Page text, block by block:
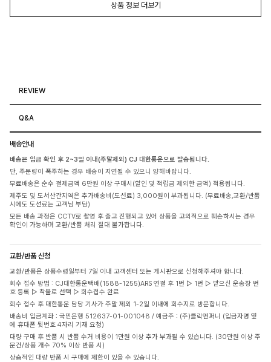
상품 정보 더보기
REVIEW
Q&A
배송안내
배송은 입금 확인 후 2~3일 이내(주말제외) CJ 대한통운으로 발송됩니다.
단, 주문량이 폭주하는 경우 배송이 지연될 수 있으니 양해바랍니다.
무료배송은 순수 결제금액 6만원 이상 구매시(할인 및 적립금 제외한 금액) 적용됩니다.
제주도 및 도서산간지역은 추가배송비(도선료) 3,000원이 부과됩니다. (무료배송,교환/반품
시에도 도선료는 고객님 부담)
모든 배송 과정은 CCTV로 촬영 후 출고 진행되고 있어 상품을 고의적으로 훼손하시는 경우
확인이 가능하며 교환/반품 처리 절대 불가합니다.
교환/반품 신청
교환/반품은 상품수령일부터 7일 이내 고객센터 또는 게시판으로 신청해주셔야 합니다.
회수 접수 방법 : CJ대한통운택배(1588-1255)ARS 연결 후 1번 ▷ 1번 ▷ 받으신 운송장 번
호 등록 ▷ 착불로 선택 ▷ 회수접수 완료
회수 접수 후 대한통운 담당 기사가 주말 제외 1-2일 이내에 회수지로 방문합니다.
배송비 입금계좌 : 국민은행 512637-01-001048 / 예금주 : (주)클릭앤퍼니 (입금자명 옆
에 휴대폰 뒷번호 4자리 기재 요청)
대량 구매 후 반품 시 반품 수거 비용이 1만원 이상 추가 부과될 수 있습니다. (30만원 이상 주
문건/상품 개수 70% 이상 반품 시)
상습적인 대량 반품 시 구매에 제한이 있을 수 있습니다.